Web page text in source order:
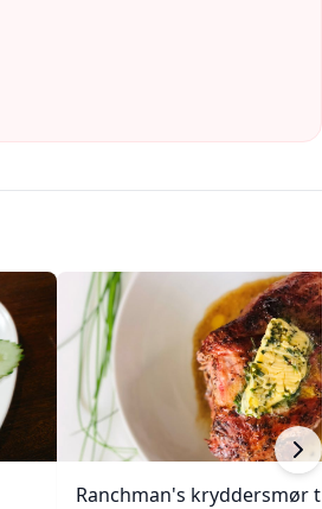
Ranchman's kryddersmør til